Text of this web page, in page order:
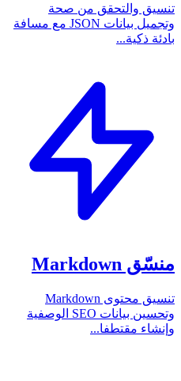
تنسيق والتحقق من صحة
وتجميل بيانات JSON مع مسافة
بادئة ذكية...
منسّق Markdown
تنسيق محتوى Markdown
وتحسين بيانات SEO الوصفية
وإنشاء مقتطفا...